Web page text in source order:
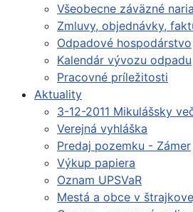
Všeobecne záväzné
Zmluvy, objednávky,
Odpadové hospodárstvo
Kalendár vývozu odpadu
Pracovné príležitosti
Aktuality
3-12-2011 Mikulášsky
Verejná vyhláška
Predaj pozemku - Zámer
Výkup papiera
Oznam UPSVaR
Mestá a obce v